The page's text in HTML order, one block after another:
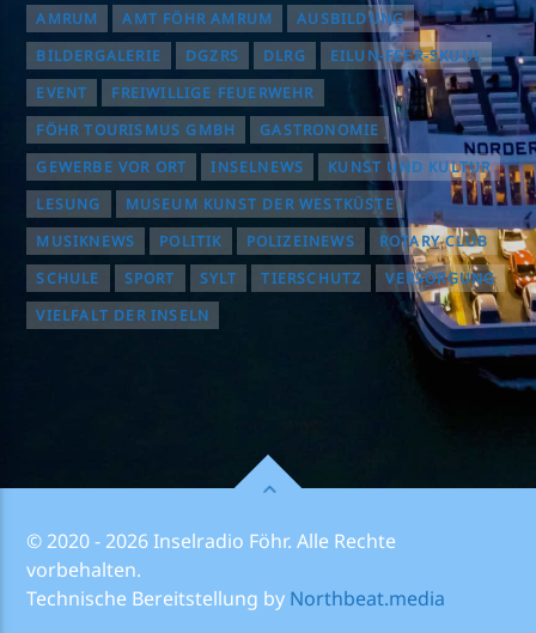
AMRUM AMT FÖHR AMRUM
AUSBILDUNG
BILDERGALERIE
DGZRS DLRG
EILUN-FEER-SKUUL
EVENT
FREIWILLIGE FEUERWEHR
FÖHR TOURISMUS GMBH
GASTRONOMIE
GEWERBE VOR ORT
INSELNEWS
KUNST UND KULTUR
LESUNG
MUSEUM KUNST DER WESTKÜSTE
MUSIKNEWS
POLITIK POLIZEINEWS
ROTARY CLUB
SCHULE
SPORT SYLT TIERSCHUTZ
VERSORGUNG
VIELFALT DER INSELN
© 2020 - 2026 Inselradio Föhr. Alle Rechte
vorbehalten.
Technische Bereitstellung by Northbeat.media